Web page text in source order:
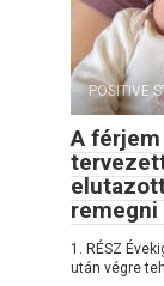
POSITIVE
A
1. RÉSZ
után végre